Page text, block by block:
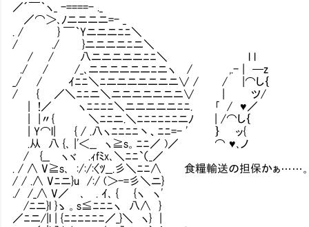
／´￣｀ヽ_ -====- ._
／⌒＞､ﾉニニニニ=- _
. / } ￣｀Yニニニﾆﾆ＼
/ ./ }ニニニニﾆニ＼
/ / 八ニニニニニﾆﾆ＼ l l
./ / /_､ニニニニニニﾆニヽ / ,.- | ─z
_/ / ｲﾆﾆ＼ﾆニニニニニニニ∨ / / |⌒し｛
/ { ／＼ﾆﾆニ＼ニニニニニニニ∨ | ツ/
| !／ ヽﾆﾆﾆﾆ＼ニニニニニﾆﾆ. ｢ / ♥／
| |〃{ ＼ﾆﾆニ.＼ﾆﾆﾆﾆﾆﾆニﾉ | /⌒し｛
| Y⌒l| { / .八ヽﾆﾆﾆﾆ丶、ﾆﾆ=- ' ｝ ッ{
.从 八 {､ |'＜__ ヽ≧s。ﾆﾆ／ )／ ⌒ ♥､ノ
/ {__ ヽヾ .ｨfﾐx､＼ﾆﾆ`（_／
. / ∧ V≧s､ :/:/:〈ﾂ__.彡＼ﾆﾆ∧ 食糧輸送の担保かぁ……
/ / .∧ Vﾆニ}u /:/ (＞-=彡＼ニ}
./ /_∧ V／ ､ . ｲ､ { {ヽ ヽ'
/ﾆニ}l }ゝ 。s≦ﾆﾆﾆヽ 八∧ }
／ﾆニ/|l | {ﾆﾆﾆﾆﾆﾆ／_}＼ ヽ} |